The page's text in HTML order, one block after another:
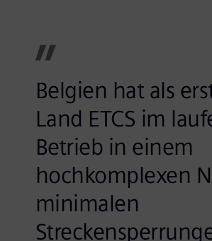
Belgien hat als
Land ETCS im
Betrieb in einem
hochkomplexen
minimalen